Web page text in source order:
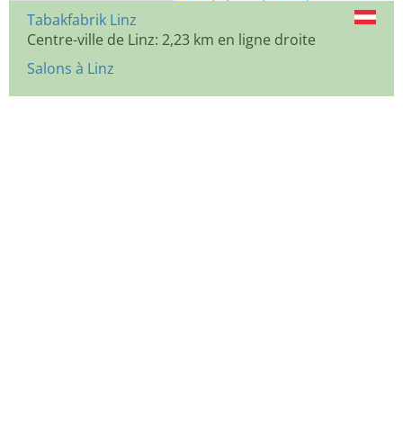
Tabakfabrik Linz
Centre-ville de Linz: 2,23 km en ligne droite
Salons à Linz